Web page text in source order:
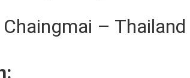
Chaingmai – Thailand